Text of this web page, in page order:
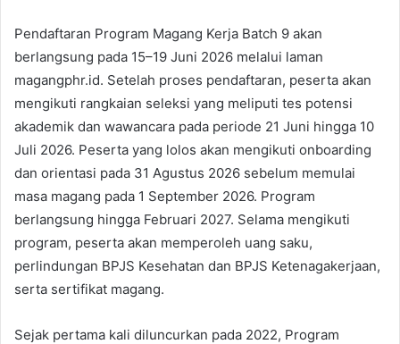
Pendaftaran Program Magang Kerja Batch 9 akan
berlangsung pada 15–19 Juni 2026 melalui laman
magangphr.id. Setelah proses pendaftaran, peserta akan
mengikuti rangkaian seleksi yang meliputi tes potensi
akademik dan wawancara pada periode 21 Juni hingga 10
Juli 2026. Peserta yang lolos akan mengikuti onboarding
dan orientasi pada 31 Agustus 2026 sebelum memulai
masa magang pada 1 September 2026. Program
berlangsung hingga Februari 2027. Selama mengikuti
program, peserta akan memperoleh uang saku,
perlindungan BPJS Kesehatan dan BPJS Ketenagakerjaan,
serta sertifikat magang.
Sejak pertama kali diluncurkan pada 2022, Program